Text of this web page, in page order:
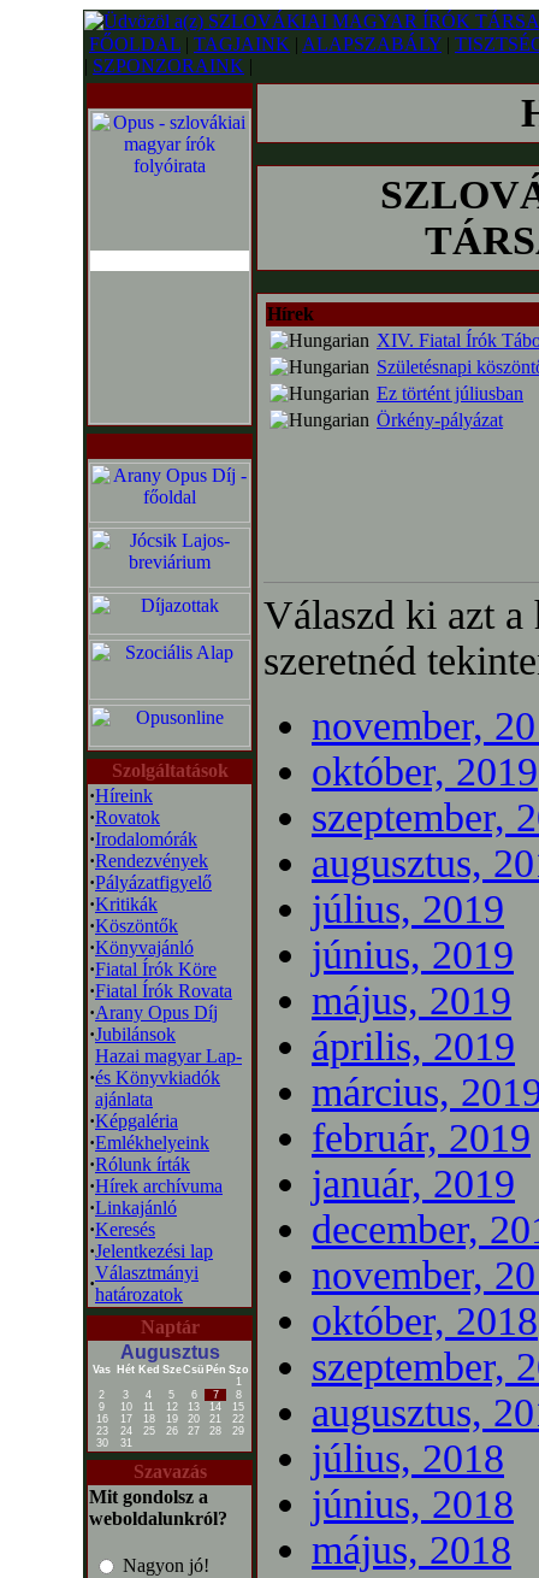
FŐOLDAL | TAGJAINK | ALAPSZABÁLY |
| SZPONZORAINK |
Szolgáltatások
·Híreink
·Rovatok
·Irodalomórák
·Rendezvények
·Pályázatfigyelő
·Kritikák
·Köszöntők
·Könyvajánló
·Fiatal Írók Köre
·Fiatal Írók Rovata
·Arany Opus Díj
·Jubilánsok
·
Hazai magyar Lap-
és Könyvkiadók
ajánlata
·Képgaléria
·Emlékhelyeink
·Rólunk írták
·Hírek archívuma
·Linkajánló
·Keresés
·Jelentkezési lap
·
Választmányi
határozatok
Naptár
Augusztus
Vas Hét Ked SzeCsü Pén Szo
1
2
3 4 5 6 7
8
9
10 11 12 13 14
15
16
17 18 19 20 21
22
23
24 25 26 27 28
29
30
31
Szavazás
Mit gondolsz a
weboldalunkról?
Nagyon jó!
Hírek
XIV. Fiatal Írók
Születésnapi
Ez történt júliusban
Örkény-pályázat
Válaszd ki azt
szeretnéd
november,
október, 2019
szeptember,
augusztus,
július, 2019
június, 2019
május, 2019
április, 2019
március,
február, 2019
január, 2019
december,
november,
október, 2018
szeptember,
augusztus,
július, 2018
június, 2018
május, 2018